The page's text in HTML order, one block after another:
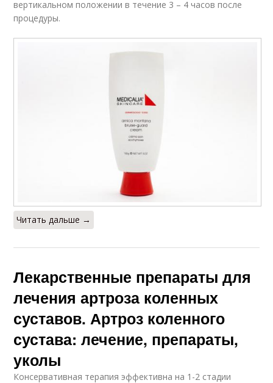
вертикальном положении в течение 3 – 4 часов после
процедуры.
Читать дальше →
Лекарственные препараты для
лечения артроза коленных
суставов. Артроз коленного
сустава: лечение, препараты,
уколы
Консервативная терапия эффективна на 1-2 стадии